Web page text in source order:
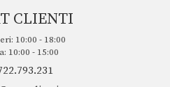
CLIENTI
10:00 - 18:00
10:00 - 15:00